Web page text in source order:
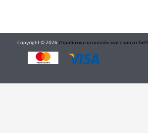
Copyright ©2026 Изработка на онлайн магазин от